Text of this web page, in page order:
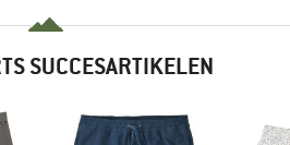
SUCCESARTIKELEN